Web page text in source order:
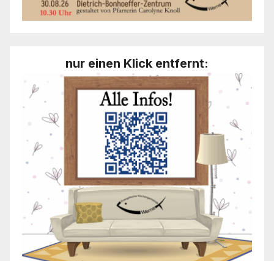
nur einen Klick entfernt: